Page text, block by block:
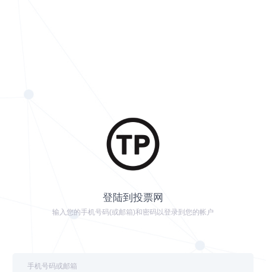
登陆到投票网
输入您的手机号码(或邮箱)和密码以登录到您的帐户